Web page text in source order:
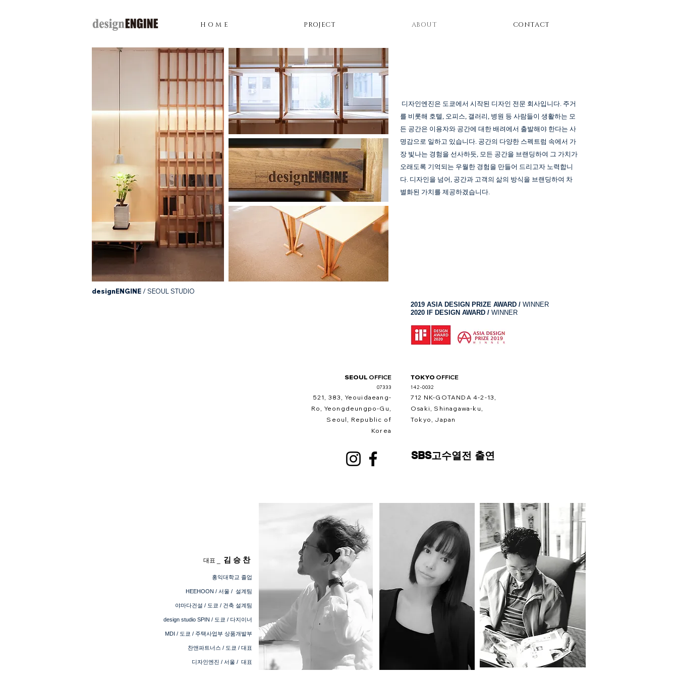
H O M E PROJECT ABOUT CONTACT
designENGINE / SEOUL STUDIO
디자인엔진은 도쿄에서 시작된 디자인 전문 회사입니다. 주거
를 비롯해 호텔, 오피스, 갤러리, 병원 등 사람들이 생활하는 모
든 공간은 이용자와 공간에 대한 배려에서 출발해야 한다는 사
명감으로 일하고 있습니다. 공간의 다양한 스펙트럼 속에서 가
장 빛나는 경험을 선사하듯, 모든 공간을 브랜딩하여 그 가치가
오래도록 기억되는 우월한 경험을 만들어 드리고자 노력합니
다. 디자인을 넘어, 공간과 고객의 삶의 방식을 브랜딩하여 차
별화된 가치를 제공하겠습니다.
2019 ASIA DESIGN PRIZE AWARD / WINNER
2020 IF DESIGN AWARD / WINNER
SEOUL OFFICE
07333
521, 383, Yeouidaeang-
Ro, Yeongdeungpo-Gu,
Seoul, Republic of
Korea
TOKYO OFFICE
142-0032
712 NK-GOTANDA 4-2-13,
Osaki, Shinagawa-ku,
Tokyo, Japan
SBS고수열전 출연
대표 _ 김 승 찬
홍익대학교 졸업
HEEHOON / 서울 / 설계팀
야마다건설 / 도쿄 / 건축 설계팀
design studio SPIN / 도쿄 / 다지이너
MDI / 도쿄 / 주택사업부 상품개발부
찬앤파트너스 / 도쿄 / 대표
​디자인엔진 / 서울 / 대표